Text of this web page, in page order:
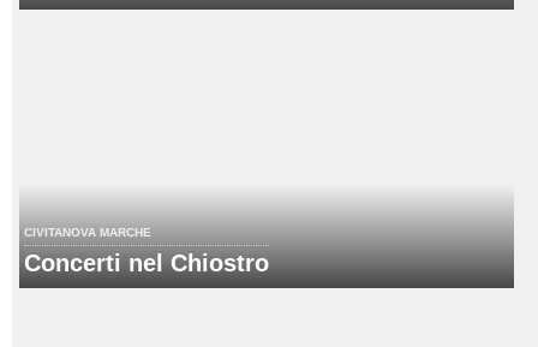
CIVITANOVA MARCHE
Concerti nel Chiostro